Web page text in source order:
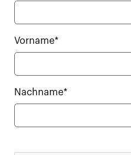
Vorname*
Nachname*